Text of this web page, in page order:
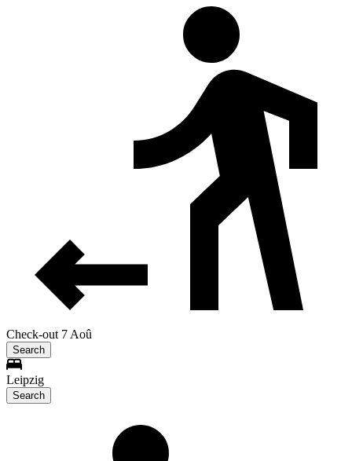
Check-out 7 Aoû
Search
Leipzig
Search